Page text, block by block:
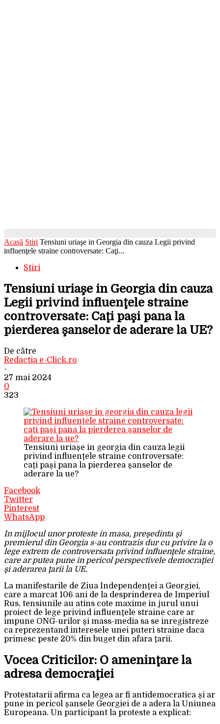
Acasă Stiri Tensiuni uriaşe in Georgia din cauza Legii privind
influenţele straine controversate: Caţi...
Stiri
Tensiuni uriaşe in Georgia din cauza
Legii privind influenţele straine
controversate: Caţi paşi pana la
pierderea şanselor de aderare la UE?
De către
Redactia e-Click.ro
-
27 mai 2024
0
323
Tensiuni uriaşe in georgia din cauza legii
privind influenţele straine controversate:
caţi paşi pana la pierderea şanselor de
aderare la ue?
Facebook
Twitter
Pinterest
WhatsApp
In mijlocul unor proteste in masa, preşedinta şi
premierul din Georgia s-au contrazis dur cu privire la o
lege extrem de controversata privind influenţele straine,
care ar putea pune in pericol perspectivele democraţiei
şi aderarea ţarii la UE.
La manifestarile de Ziua Independenţei a Georgiei,
care a marcat 106 ani de la desprinderea de Imperiul
Rus, tensiunile au atins cote maxime in jurul unui
proiect de lege privind influenţele straine care ar
impune ONG-urilor şi mass-media sa se inregistreze
ca reprezentand interesele unei puteri straine daca
primesc peste 20% din buget din afara ţarii.
Vocea Criticilor: O ameninţare la
adresa democraţiei
Protestatarii afirma ca legea ar fi antidemocratica şi ar
pune in pericol şansele Georgiei de a adera la Uniunea
Europeana. Un participant la proteste a explicat: